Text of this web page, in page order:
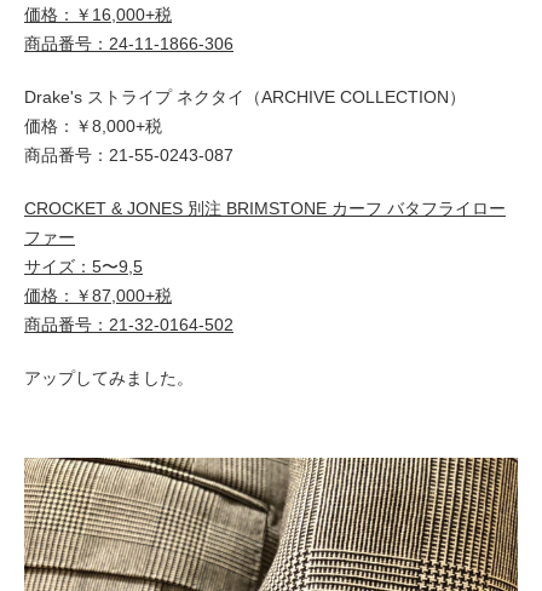
価格：￥16,000+税
商品番号：24-11-1866-306
Drake's ストライプ ネクタイ（ARCHIVE COLLECTION）
価格：￥8,000+税
商品番号：21-55-0243-087
CROCKET & JONES 別注 BRIMSTONE カーフ バタフライロー
ファー
サイズ：5〜9,5
価格：￥87,000+税
商品番号：21-32-0164-502
アップしてみました。